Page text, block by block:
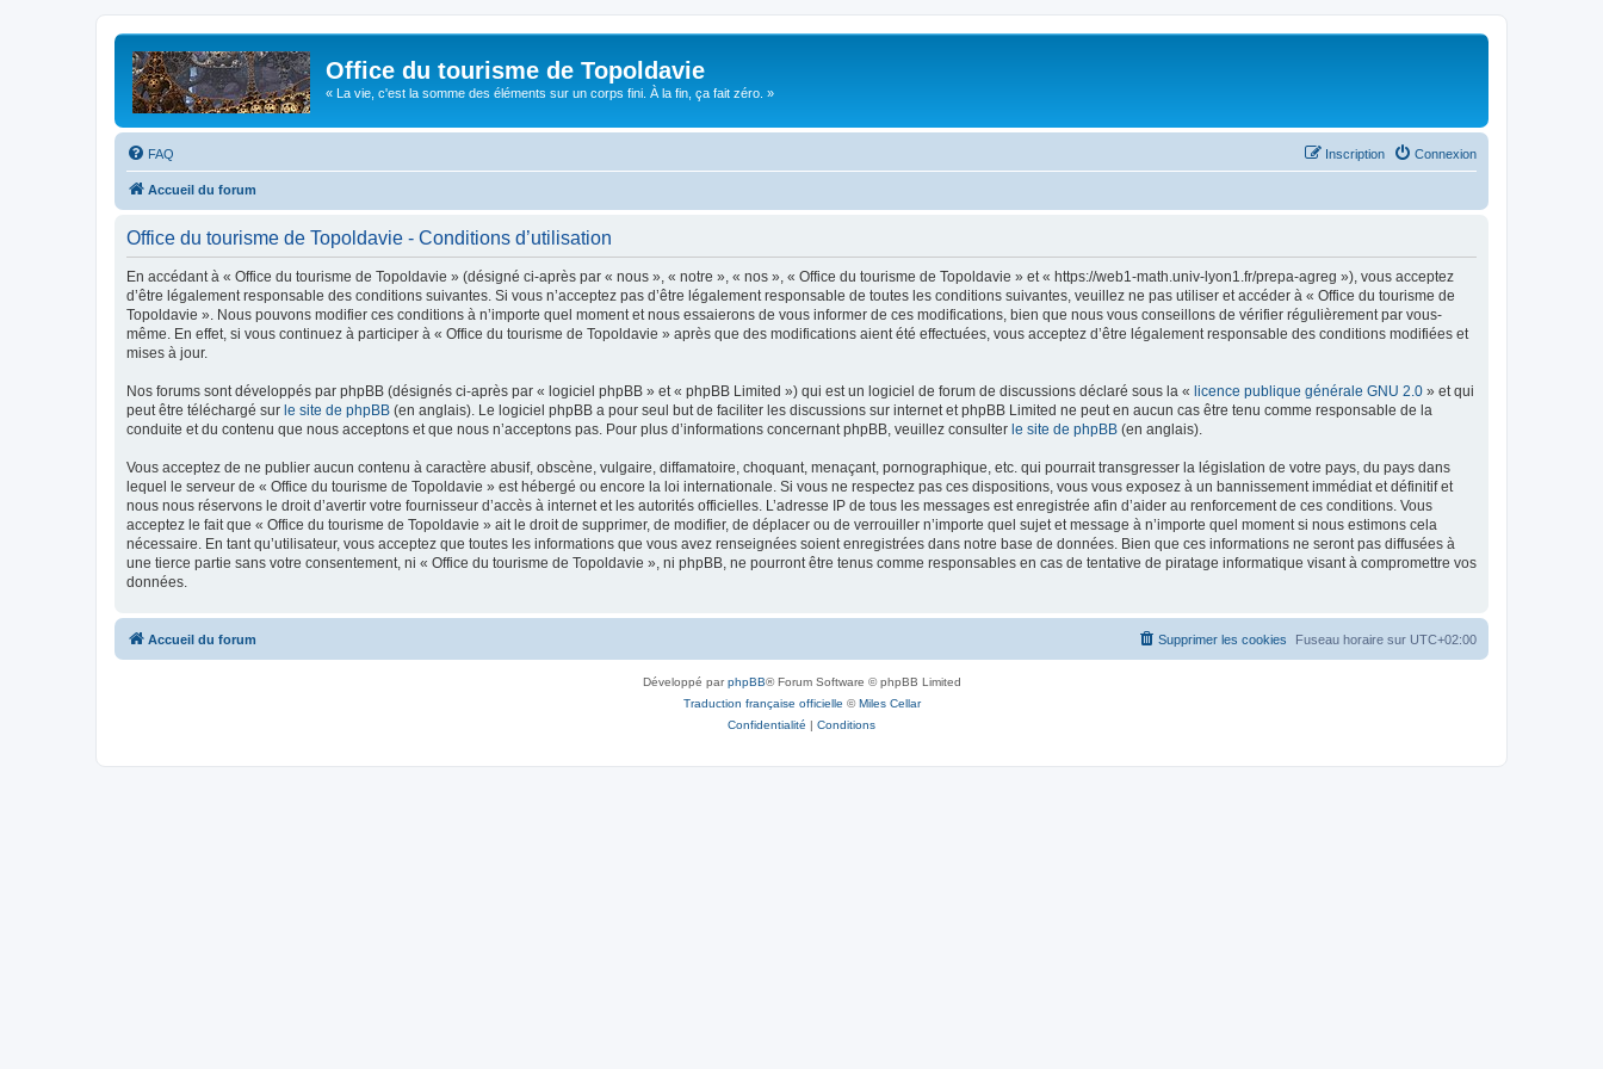
Office du tourisme de Topoldavie
« La vie, c'est la somme des éléments sur un corps fini. À la fin, ça fait zéro. »
FAQ Connexion
Inscription
Accueil du forum
Office du tourisme de Topoldavie - Conditions d’utilisation
En accédant à « Office du tourisme de Topoldavie » (désigné ci-après par « nous », « notre », « nos », « Office du tourisme de Topoldavie » et « https://web1-math.univ-lyon1.fr/prepa-agreg »), vous acceptez
d’être légalement responsable des conditions suivantes. Si vous n’acceptez pas d’être légalement responsable de toutes les conditions suivantes, veuillez ne pas utiliser et accéder à « Office du tourisme de
Topoldavie ». Nous pouvons modifier ces conditions à n’importe quel moment et nous essaierons de vous informer de ces modifications, bien que nous vous conseillons de vérifier régulièrement par vous-
même. En effet, si vous continuez à participer à « Office du tourisme de Topoldavie » après que des modifications aient été effectuées, vous acceptez d’être légalement responsable des conditions modifiées et
mises à jour.
Nos forums sont développés par phpBB (désignés ci-après par « logiciel phpBB » et « phpBB Limited ») qui est un logiciel de forum de discussions déclaré sous la « licence publique générale GNU 2.0 » et qui
peut être téléchargé sur le site de phpBB (en anglais). Le logiciel phpBB a pour seul but de faciliter les discussions sur internet et phpBB Limited ne peut en aucun cas être tenu comme responsable de la
conduite et du contenu que nous acceptons et que nous n’acceptons pas. Pour plus d’informations concernant phpBB, veuillez consulter le site de phpBB (en anglais).
Vous acceptez de ne publier aucun contenu à caractère abusif, obscène, vulgaire, diffamatoire, choquant, menaçant, pornographique, etc. qui pourrait transgresser la législation de votre pays, du pays dans
lequel le serveur de « Office du tourisme de Topoldavie » est hébergé ou encore la loi internationale. Si vous ne respectez pas ces dispositions, vous vous exposez à un bannissement immédiat et définitif et
nous nous réservons le droit d’avertir votre fournisseur d’accès à internet et les autorités officielles. L’adresse IP de tous les messages est enregistrée afin d’aider au renforcement de ces conditions. Vous
acceptez le fait que « Office du tourisme de Topoldavie » ait le droit de supprimer, de modifier, de déplacer ou de verrouiller n’importe quel sujet et message à n’importe quel moment si nous estimons cela
nécessaire. En tant qu’utilisateur, vous acceptez que toutes les informations que vous avez renseignées soient enregistrées dans notre base de données. Bien que ces informations ne seront pas diffusées à
une tierce partie sans votre consentement, ni « Office du tourisme de Topoldavie », ni phpBB, ne pourront être tenus comme responsables en cas de tentative de piratage informatique visant à compromettre vos
données.
Accueil du forum Fuseau horaire sur UTC+02:00
Supprimer les cookies
Développé parphpBB® Forum Software © phpBB Limited
Traduction française officielle ©Miles Cellar
Confidentialité | Conditions